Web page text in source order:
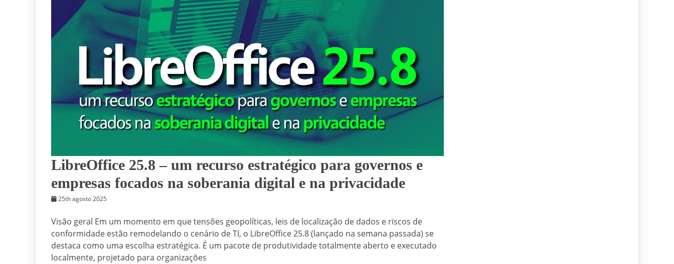
LibreOffice 25.8 – um recurso estratégico para governos e
empresas focados na soberania digital e na privacidade
25th agosto 2025
Visão geral Em um momento em que tensões geopolíticas, leis de localização de dados e riscos de
conformidade estão remodelando o cenário de TI, o LibreOffice 25.8 (lançado na semana passada) se
destaca como uma escolha estratégica. É um pacote de produtividade totalmente aberto e executado
localmente, projetado para organizações